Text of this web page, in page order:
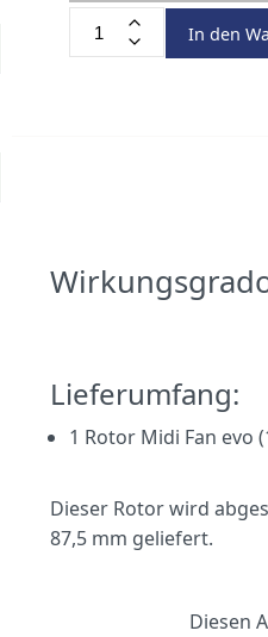
In den
Lieferumfang:
1 Rotor Midi Fan evo
Dieser Rotor wird
87,5 mm geliefert.
Diesen